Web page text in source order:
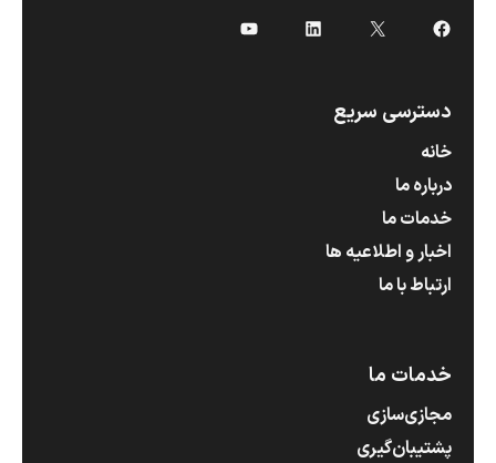
فیس‌بوک
X لینکداینیوتیوب
دسترسی سریع
خانه
درباره ما
خدمات ما
اخبار و اطلاعیه ها
ارتباط با ما
خدمات ما
مجازی‌سازی
پشتیبان‌گیری